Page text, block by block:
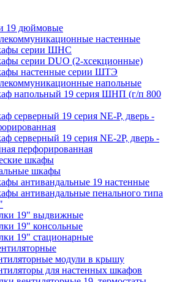
19 дюймовые
настенные
серии ШНС
серии DUO (2-хсекционные)
настенные серии ШТЭ
напольные
напольный 19 серия ШНП (г/п 800
серверный 19 серия NE-P, дверь -
серверный 19 серия NE-2P, дверь -
перфорированная
шкафы
шкафы
антивандальные 19 настенные
антивандальные пенального типа
19" выдвижные
19" консольные
19" стационарные
модули в крышу
для настенных шкафов